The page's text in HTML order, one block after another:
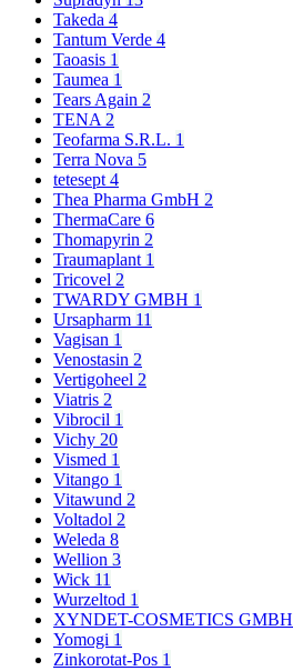
Takeda 4
Tantum Verde 4
Taoasis 1
Taumea 1
Tears Again 2
TENA 2
Teofarma S.R.L. 1
Terra Nova 5
tetesept 4
Thea Pharma GmbH 2
ThermaCare 6
Thomapyrin 2
Traumaplant 1
Tricovel 2
TWARDY GMBH 1
Ursapharm 11
Vagisan 1
Venostasin 2
Vertigoheel 2
Viatris 2
Vibrocil 1
Vichy 20
Vismed 1
Vitango 1
Vitawund 2
Voltadol 2
Weleda 8
Wellion 3
Wick 11
Wurzeltod 1
XYNDET-COSMETICS GMBH
Yomogi 1
Zinkorotat-Pos 1